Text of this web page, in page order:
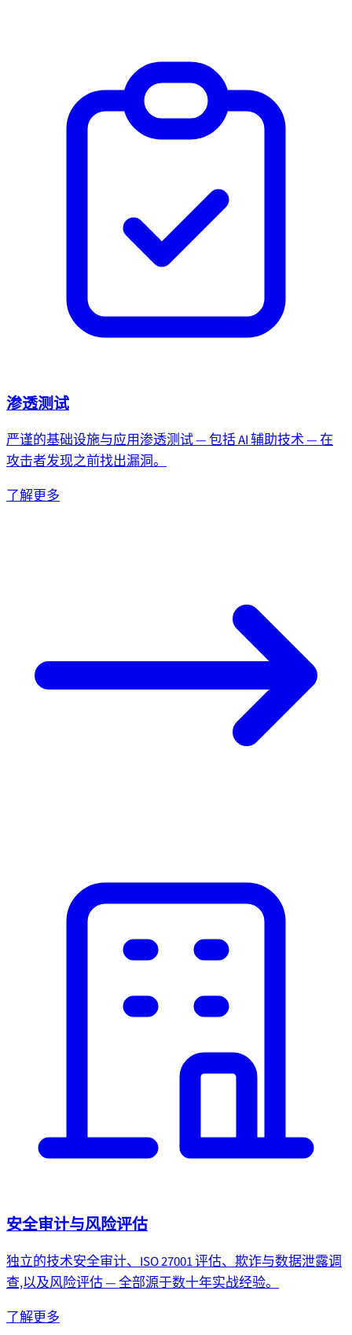
渗透测试
严谨的基础设施与应用渗透测试 — 包括 AI 辅助技术 — 在
攻击者发现之前找出漏洞。
了解更多
安全审计与风险评估
独立的技术安全审计、ISO 27001 评估、欺诈与数据泄露调
查,以及风险评估 — 全部源于数十年实战经验。
了解更多